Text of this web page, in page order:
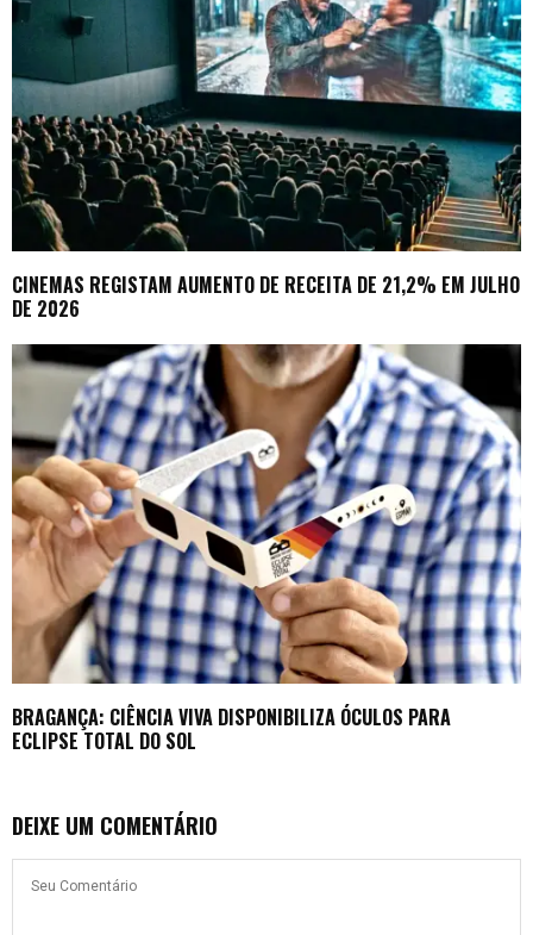
CINEMAS REGISTAM AUMENTO DE RECEITA DE 21,2% EM JULHO
DE 2026
BRAGANÇA: CIÊNCIA VIVA DISPONIBILIZA ÓCULOS PARA
ECLIPSE TOTAL DO SOL
DEIXE UM COMENTÁRIO